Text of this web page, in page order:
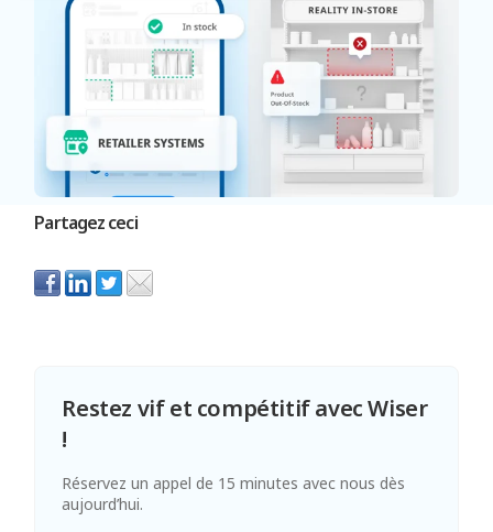
Partagez ceci
Restez vif et compétitif avec Wiser
!
Réservez un appel de 15 minutes avec nous dès
aujourd’hui.